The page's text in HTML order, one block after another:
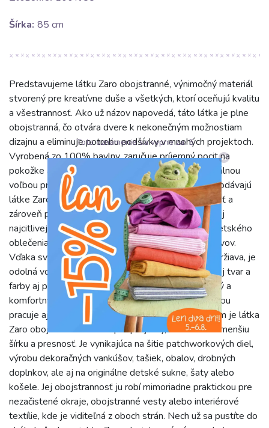
Šírka: 85 cm
Predstavujeme látku Zaro obojstranné, výnimočný materiál
stvorený pre kreatívne duše a všetkých, ktorí oceňujú kvalitu
a všestrannosť. Ako už názov napovedá, táto látka je plne
obojstranná, čo otvára dvere k nekonečným možnostiam
dizajnu a eliminuje potrebu podšívky v mnohých projektoch.
Vyrobená zo 100% bavlny, zaručuje príjemný pocit na
pokožke a vynikajúcu priedušnosť, čím sa stáva ideálnou
voľbou pre širokú škálu použitia. Bavlnené vlákna dodávajú
látke Zaro obojstranné prirodzenú mäkkosť, jemnosť a
zároveň pozoruhodnú odolnosť. Je priateľská aj k tej
najcitlivejšej pokožke, čo ju predurčuje na výrobu detského
oblečenia, posteľnej bielizne či ľahkých letných odevov.
Vďaka svojej čistej bavlnenej štruktúre sa ľahko udržiava, je
odolná voči opakovanému praniu a zachováva si svoj tvar a
farby aj po dlhodobom používaní. Jej dotyk je hladký a
komfortný, čo z nej robí radosť pre každého, kto s ňou
pracuje aj pre toho, kto ju bude nosiť. S šírkou 85 cm je látka
Zaro obojstranné ideálna pre projekty, kde oceníte menšiu
šírku a presnosť. Je vynikajúca na šitie patchworkových diel,
výrobu dekoračných vankúšov, tašiek, obalov, drobných
doplnkov, ale aj na originálne detské sukne, šaty alebo
košele. Jej obojstrannosť ju robí mimoriadne praktickou pre
nezačistené okraje, obojstranné vesty alebo interiérové
textílie, kde je viditeľná z oboch strán. Nech už sa pustíte do
Toto oznámenie sa vypne za:5